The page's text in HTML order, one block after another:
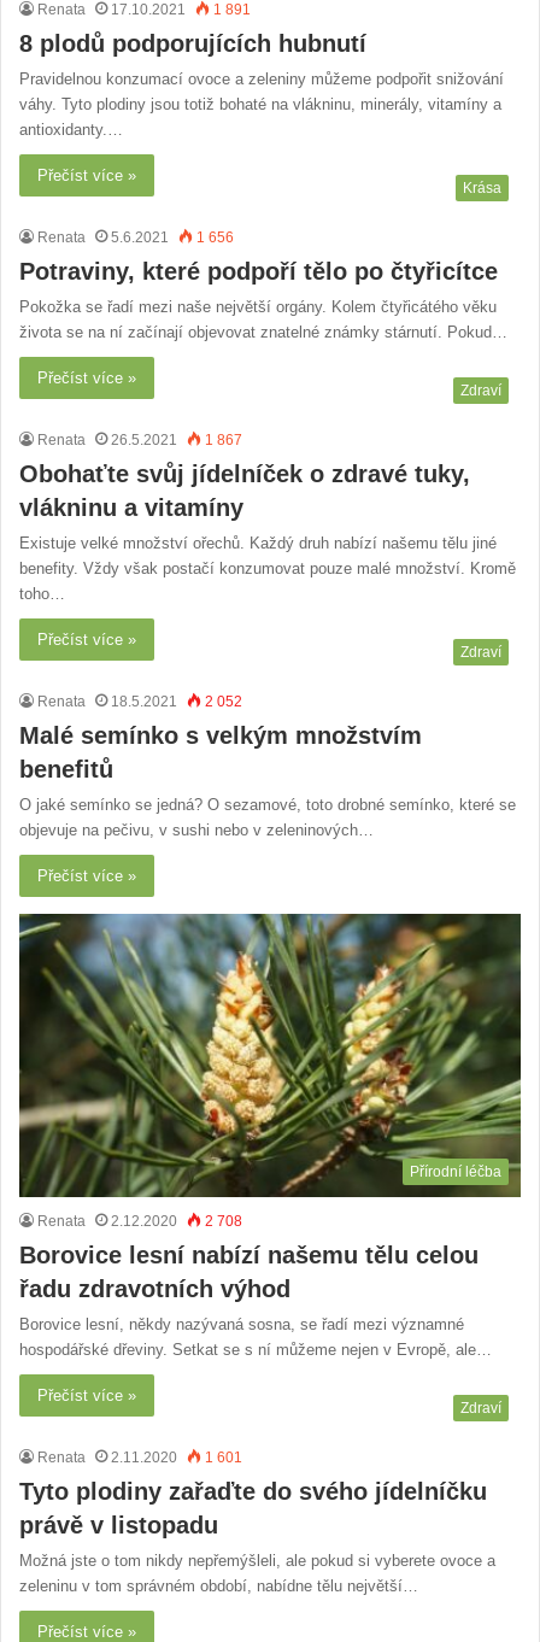
Renata 17.10.2021 1 891
8 plodů podporujících hubnutí
Pravidelnou konzumací ovoce a zeleniny můžeme podpořit snižování
váhy. Tyto plodiny jsou totiž bohaté na vlákninu, minerály, vitamíny a
antioxidanty.…
Přečíst více »
Krása
Renata 5.6.2021 1 656
Potraviny, které podpoří tělo po čtyřicítce
Pokožka se řadí mezi naše největší orgány. Kolem čtyřicátého věku
života se na ní začínají objevovat znatelné známky stárnutí. Pokud…
Přečíst více »
Zdraví
Renata 26.5.2021 1 867
Obohaťte svůj jídelníček o zdravé tuky,
vlákninu a vitamíny
Existuje velké množství ořechů. Každý druh nabízí našemu tělu jiné
benefity. Vždy však postačí konzumovat pouze malé množství. Kromě
toho…
Přečíst více »
Zdraví
Renata 18.5.2021 2 052
Malé semínko s velkým množstvím
benefitů
O jaké semínko se jedná? O sezamové, toto drobné semínko, které se
objevuje na pečivu, v sushi nebo v zeleninových…
Přečíst více »
Přírodní léčba
Renata 2.12.2020 2 708
Borovice lesní nabízí našemu tělu celou
řadu zdravotních výhod
Borovice lesní, někdy nazývaná sosna, se řadí mezi významné
hospodářské dřeviny. Setkat se s ní můžeme nejen v Evropě, ale…
Přečíst více »
Zdraví
Renata 2.11.2020 1 601
Tyto plodiny zařaďte do svého jídelníčku
právě v listopadu
Možná jste o tom nikdy nepřemýšleli, ale pokud si vyberete ovoce a
zeleninu v tom správném období, nabídne tělu největší…
Přečíst více »